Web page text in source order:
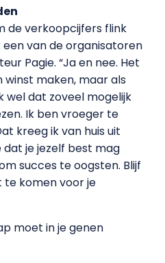
de verkoopcijfers flink
een van de organisatoren
Pagie. “Ja en nee. Het
maken, maar als
wel dat zoveel mogelijk
Ik ben vroeger te
kreeg ik van huis uit
dat je jezelf best mag
succes te oogsten. Blijf
te komen voor je
moet in je genen